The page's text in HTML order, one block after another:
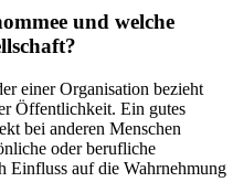
und welche
einer Organisation bezieht
Öffentlichkeit. Ein gutes
bei anderen Menschen
oder berufliche
Einfluss auf die Wahrnehmung